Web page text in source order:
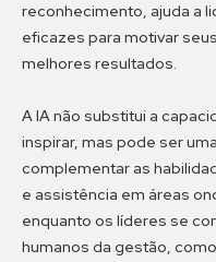
reconhecimento, ajuda a
eficazes para motivar
melhores resultados.
A IA não substitui a
inspirar, mas pode ser
complementar as
e assistência em áreas
enquanto os líderes se
humanos da gestão,